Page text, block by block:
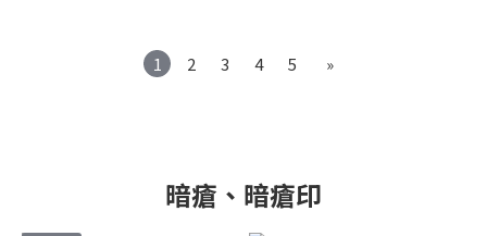
1 2 3 4 5 »
暗瘡、暗瘡印